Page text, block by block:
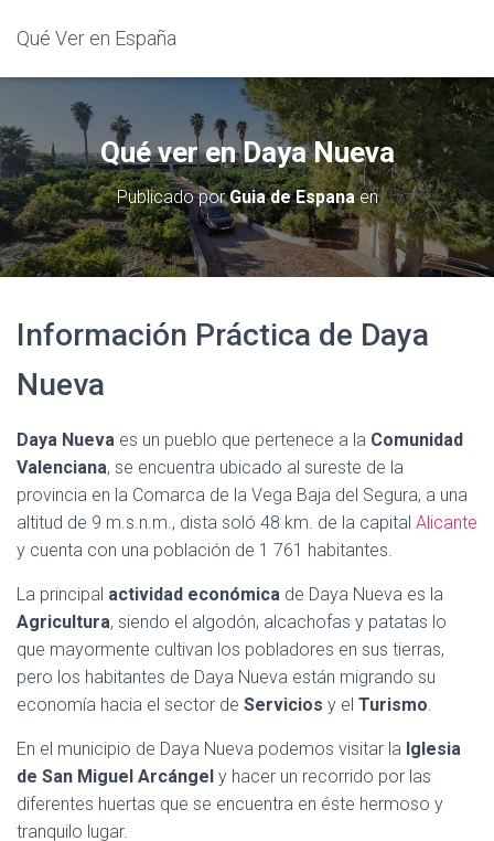
Qué Ver en España
Qué ver en Daya Nueva
Publicado porGuia de Espanaen
Información Práctica de Daya
Nueva
Daya Nueva es un pueblo que pertenece a la Comunidad
Valenciana, se encuentra ubicado al sureste de la
provincia en la Comarca de la Vega Baja del Segura, a una
altitud de 9 m.s.n.m., dista soló 48 km. de la capital Alicante
y cuenta con una población de 1 761 habitantes.
La principal actividad económica de Daya Nueva es la
Agricultura, siendo el algodón, alcachofas y patatas lo
que mayormente cultivan los pobladores en sus tierras,
pero los habitantes de Daya Nueva están migrando su
economía hacia el sector de Servicios y el Turismo.
En el municipio de Daya Nueva podemos visitar la Iglesia
de San Miguel Arcángel y hacer un recorrido por las
diferentes huertas que se encuentra en éste hermoso y
tranquilo lugar.